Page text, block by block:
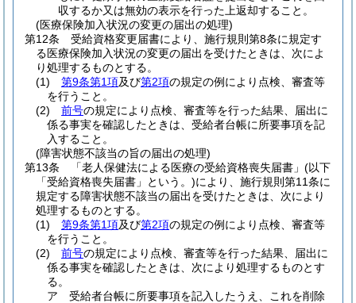
収するか又は無効の表示を行った上返却すること。
(医療保険加入状況の変更の届出の処理)
第12条
受給資格変更届書により、施行規則第8条に規定す
る医療保険加入状況の変更の届出を受けたときは、次によ
り処理するものとする。
(1)
第9条第1項及び第2項の規定の例により点検、審査等
を行うこと。
(2)
前号の規定により点検、審査等を行った結果、届出に
係る事実を確認したときは、受給者台帳に所要事項を記
入すること。
(障害状態不該当の旨の届出の処理)
第13条
「老人保健法による医療の受給資格喪失届書」 (以下
「受給資格喪失届書」という。)により、施行規則第11条に
規定する障害状態不該当の届出を受けたときは、次により
処理するものとする。
(1)
第9条第1項及び第2項の規定の例により点検、審査等
を行うこと。
(2)
前号の規定により点検、審査等を行った結果、届出に
係る事実を確認したときは、次により処理するものとす
る。
ア
受給者台帳に所要事項を記入したうえ、これを削除